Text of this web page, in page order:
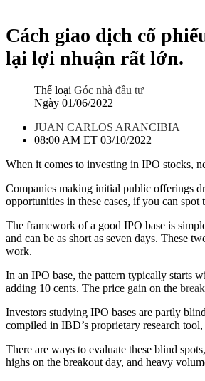
Cách giao dịch cổ
lại lợi nhuận rất lớn.
Thể loại Góc nhà đầu tư
Ngày 01/06/2022
JUAN CARLOS ARANCIBIA
08:00 AM ET 03/10/2022
When it comes to investing in IPO stocks,
Companies making initial public offerings
opportunities in these cases, if you can
The framework of a good IPO base is
and can be as short as seven days. These
work.
In an IPO base, the pattern typically starts
adding 10 cents. The price gain on the
Investors studying IPO bases are partly
compiled in IBD’s proprietary research tool,
There are ways to evaluate these blind
highs on the breakout day, and heavy